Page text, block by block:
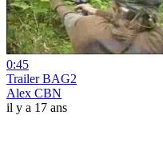
0:45
Trailer BAG2
Alex CBN
il y a 17 ans